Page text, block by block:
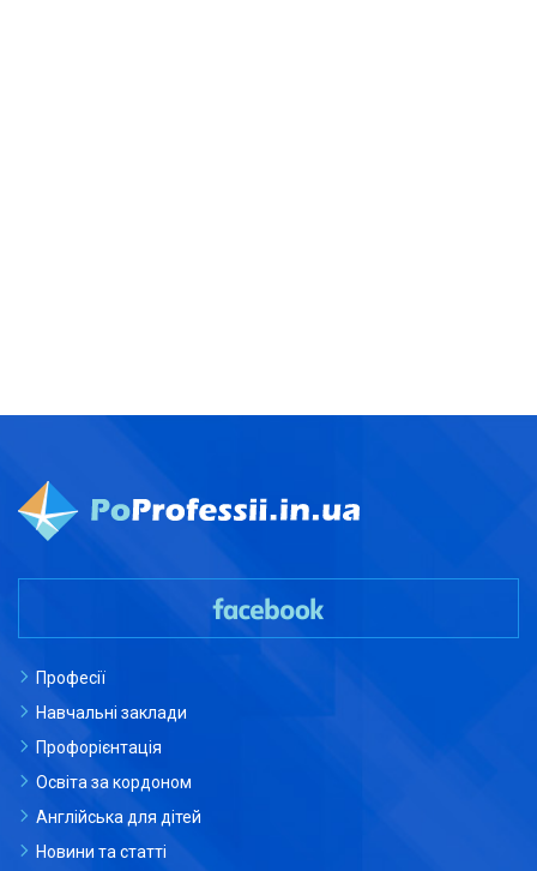
Професії
Навчальні заклади
Профорієнтація
Освіта за кордоном
Англійська для дітей
Новини та статті